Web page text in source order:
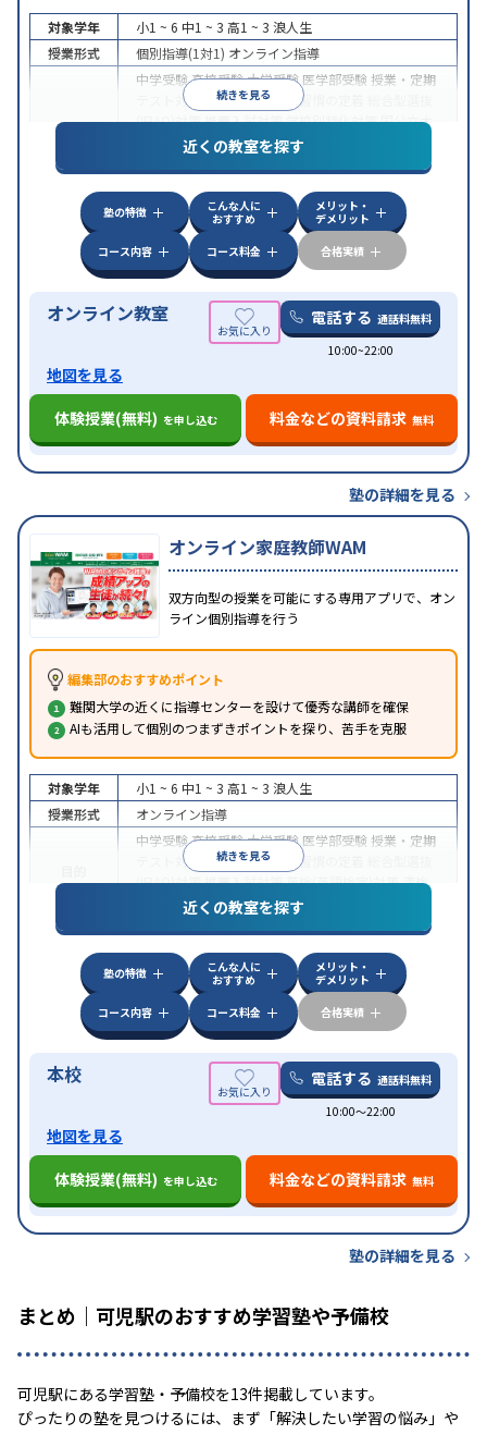
続きを見る
対象学年 小1 ~ 6 中1 ~ 3 高1 ~ 3 浪人生
授業形式
個別指導(1対1) オンライン指導
中学受験高校受験大学受験 医学部受験 授業・定期
テスト対策
内申点対策 学習習慣の定着
(旧AO)対策推薦入試対策学校別特化対策国公立大
私大対策共通テスト対策
英語・英会話特化
特徴
中高一貫校生に対応授業の振替可能 不登校生に対
オンライン対応 1科目から受講可能季節講習の
みの受講可
自習室あり
近くの教室を探す
塾の特徴
こんな人に
おすすめ
メリット・
デメリット
コース内容
コース料金 合格実績
オンライン教室 電話する 通話料無料
10:00~22:00
地図を見る
体験授業(無料) を申し込む 料金などの資料請求 無料
塾の詳細を見る
オンライン家庭教師WAM
双方向型の授業を可能にする専用アプリで、オン
ライン個別指導を行う
編集部のおすすめポイント
難関大学の近くに指導センターを設けて優秀な講師を確保
AIも活用して個別のつまずきポイントを探り、苦手を克服
続きを見る
対象学年 小1 ~ 6 中1 ~ 3 高1 ~ 3 浪人生
授業形式
オンライン指導
中学受験高校受験大学受験 医学部受験 授業・定期
テスト対策
内申点対策 学習習慣の定着
(旧AO)対策推薦入試対策英検(英語検定)対策漢検
(漢字検定)対策
中高一貫校生に対応成績保証制度あり授業の振替
可能不登校生に対応学習にPC・タブレットを利用
オンライン対応1科目から受講可能
近くの教室を探す
塾の特徴
こんな人に
おすすめ
メリット・
デメリット
コース内容
コース料金 合格実績
本校 電話する 通話料無料
10:00〜22:00
地図を見る
体験授業(無料) を申し込む 料金などの資料請求 無料
塾の詳細を見る
まとめ｜可児駅のおすすめ学習塾や予備校
可児駅にある学習塾・予備校を13件掲載しています。
ぴったりの塾を見つけるには、まず「解決したい学習の悩み」や